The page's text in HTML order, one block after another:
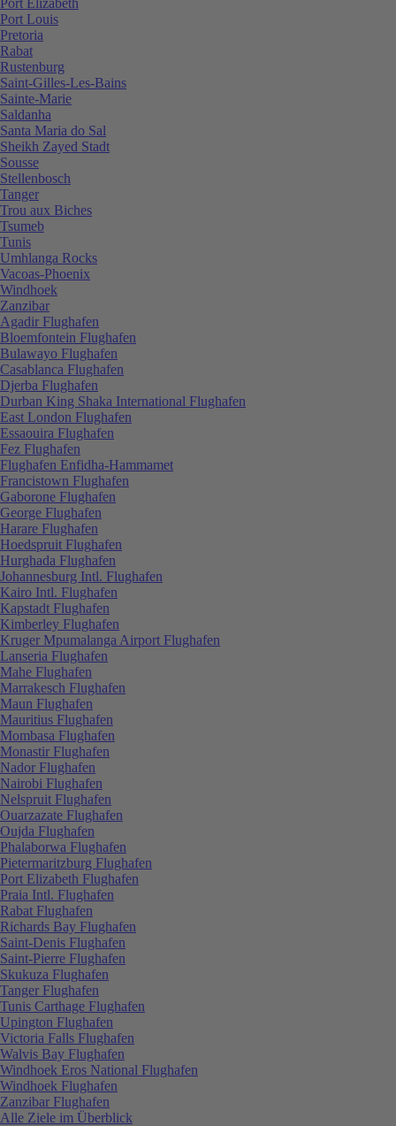
Port Louis
Pretoria
Rabat
Rustenburg
Saint-Gilles-Les-Bains
Sainte-Marie
Saldanha
Santa Maria do Sal
Sheikh Zayed Stadt
Sousse
Stellenbosch
Tanger
Trou aux Biches
Tsumeb
Tunis
Umhlanga Rocks
Vacoas-Phoenix
Windhoek
Zanzibar
Agadir Flughafen
Bloemfontein Flughafen
Bulawayo Flughafen
Casablanca Flughafen
Djerba Flughafen
Durban King Shaka International Flughafen
East London Flughafen
Essaouira Flughafen
Fez Flughafen
Flughafen Enfidha-Hammamet
Francistown Flughafen
Gaborone Flughafen
George Flughafen
Harare Flughafen
Hoedspruit Flughafen
Hurghada Flughafen
Johannesburg Intl. Flughafen
Kairo Intl. Flughafen
Kapstadt Flughafen
Kimberley Flughafen
Kruger Mpumalanga Airport Flughafen
Lanseria Flughafen
Mahe Flughafen
Marrakesch Flughafen
Maun Flughafen
Mauritius Flughafen
Mombasa Flughafen
Monastir Flughafen
Nador Flughafen
Nairobi Flughafen
Nelspruit Flughafen
Ouarzazate Flughafen
Oujda Flughafen
Phalaborwa Flughafen
Pietermaritzburg Flughafen
Port Elizabeth Flughafen
Praia Intl. Flughafen
Rabat Flughafen
Richards Bay Flughafen
Saint-Denis Flughafen
Saint-Pierre Flughafen
Skukuza Flughafen
Tanger Flughafen
Tunis Carthage Flughafen
Upington Flughafen
Victoria Falls Flughafen
Walvis Bay Flughafen
Windhoek Eros National Flughafen
Windhoek Flughafen
Zanzibar Flughafen
Alle Ziele im Überblick